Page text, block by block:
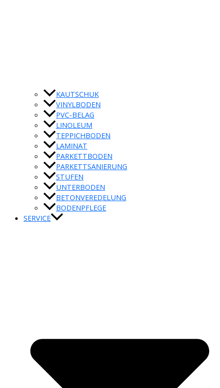
KAUTSCHUK
VINYLBODEN
PVC-BELAG
LINOLEUM
TEPPICHBODEN
LAMINAT
PARKETTBODEN
PARKETTSANIERUNG
STUFEN
UNTERBODEN
BETONVEREDELUNG
BODENPFLEGE
SERVICE